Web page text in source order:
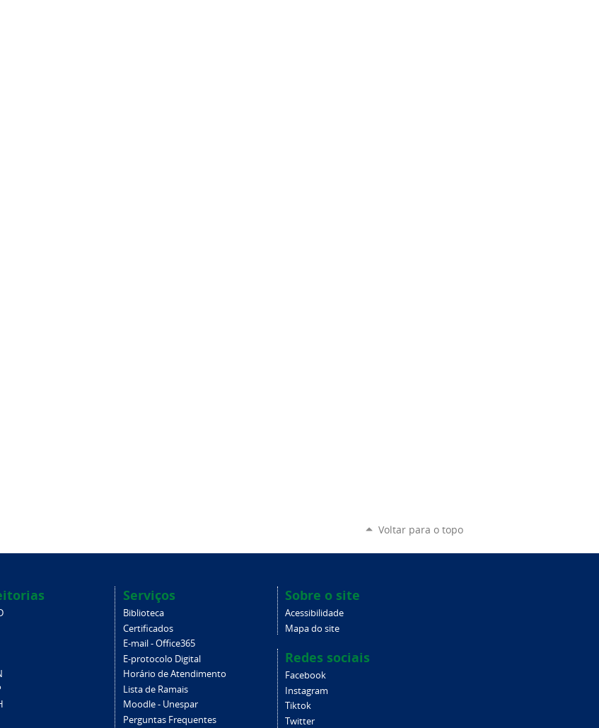
Voltar para o topo
Serviços
Biblioteca
Certificados
E-mail - Office365
E-protocolo Digital
Horário de Atendimento
Lista de Ramais
Moodle - Unespar
Perguntas Frequentes
Sobre o site
Acessibilidade
Mapa do site
Redes sociais
Facebook
Instagram
Tiktok
Twitter